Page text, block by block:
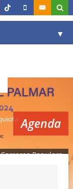
▼
▼
▼
Agenda
Carreres Populars